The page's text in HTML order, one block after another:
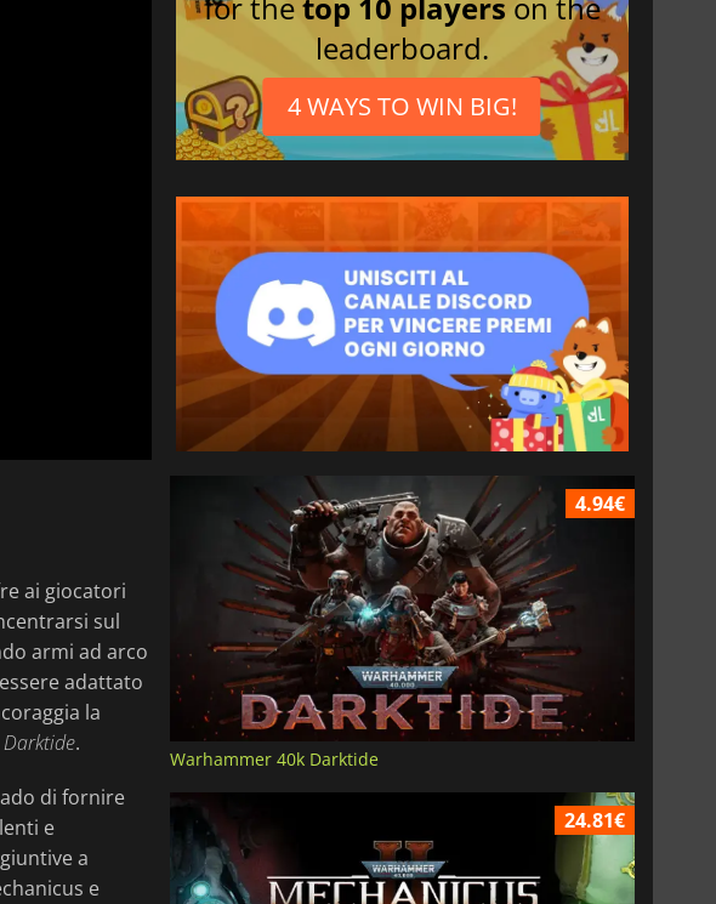
ai giocatori
sul
armi ad arco
adattato
la
.
di fornire
e
a
e
leaderboard.
4 WAYS TO WIN BIG!
4.94€
Warhammer 40k Darktide
24.81€